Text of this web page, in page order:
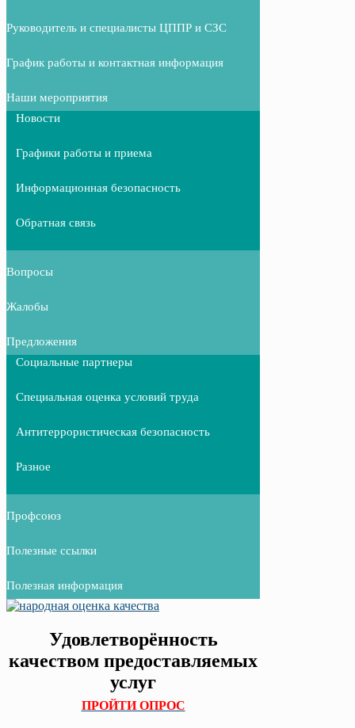
Руководитель и специалисты ЦППР и СЗС
График работы и контактная информация
Наши мероприятия
Новости
Графики работы и приема
Информационная безопасность
Обратная связь
Вопросы
Жалобы
Предложения
Социальные партнеры
Специальная оценка условий труда
Антитеррористическая безопасность
Разное
Профсоюз
Полезные ссылки
Полезная информация
Удовлетворённость
качеством предоставляемых
услуг
ПРОЙТИ ОПРОС